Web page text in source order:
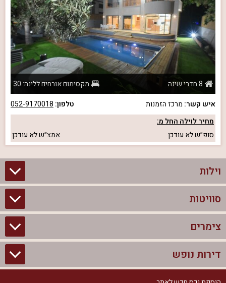
8 חדרי שינה
מקסימום אורחים ללינה: 30
איש קשר: מרכז הזמנות טלפון: 052-9170018
מחיר לוילה החל מ:
סופ״שלא עודכן אמצ״שלא עודכן
וילות
וילות בצפון
וילות להשכרה
וילות למסיבת רווקים
סוויטות
סוויטות בצפון
צימרים לזוגות עם בריכה פרטית
צימרים
צימרים בצפון
צימרים לזוגות
דירות נופש